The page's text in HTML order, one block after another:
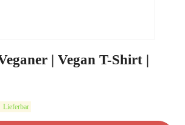
| Vegan T-Shirt |
Lieferbar